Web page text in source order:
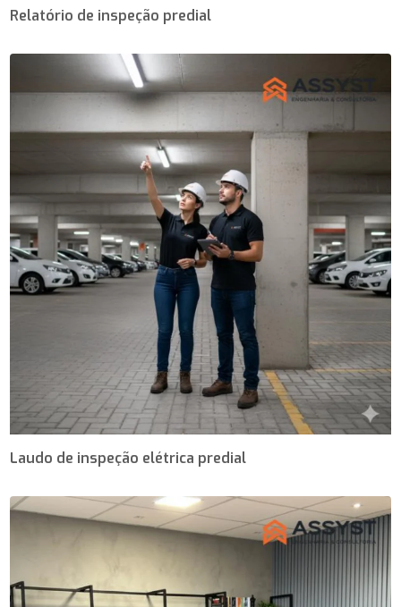
Relatório de inspeção predial
Laudo de inspeção elétrica predial